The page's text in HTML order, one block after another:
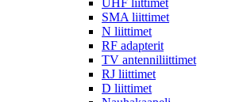
UHF liittimet
SMA liittimet
N liittimet
RF adapterit
TV antenniliittimet
RJ liittimet
D liittimet